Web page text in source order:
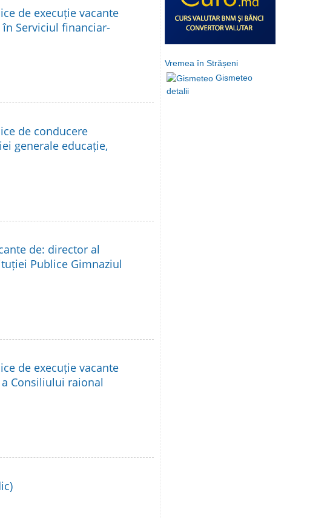
de execuție vacante
Serviciul financiar-
de conducere
generale educație,
de: director al
Publice Gimnaziul
de execuție vacante
Consiliului raional
Vremea în Strășeni
Gismeteo
detalii